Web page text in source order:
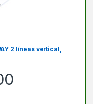
2 líneas vertical,